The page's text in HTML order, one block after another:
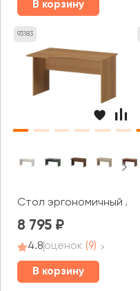
В корзину
93183
Стол эргономичный
8 795
4.8оценок (9)
В корзину